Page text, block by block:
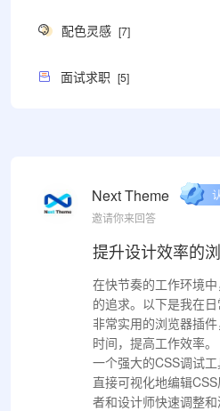
配色灵感 [7]
面试求职 [5]
Next Theme
邀请你来回答
提升设计效率的
在快节奏的工作环境
的追求。以下是我在
非常实用的浏览器插
时间，提高工作效率
一个强大的CSS调试
直接可视化地编辑
者和设计师快速调整